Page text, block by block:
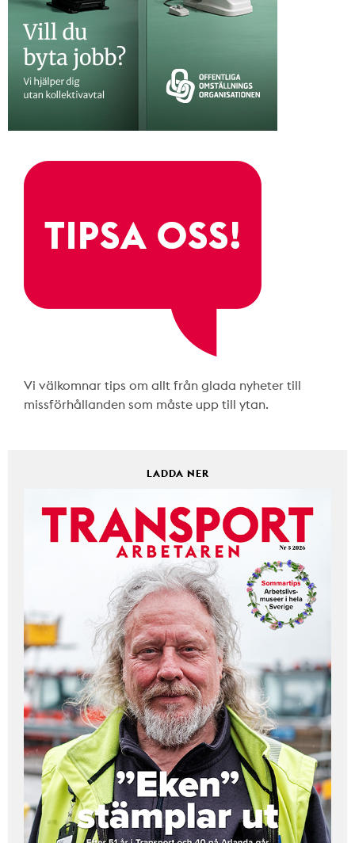
Vi välkomnar tips om allt från glada nyheter till
missförhållanden som måste upp till ytan.
LADDA NER